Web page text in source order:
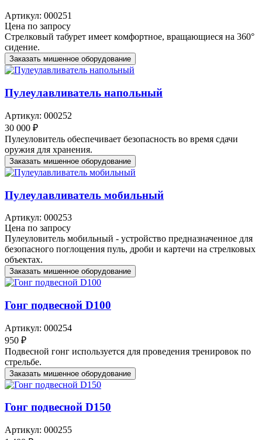
Артикул: 000251
Цена по запросу
Стрелковый табурет имеет комфортное, вращающиеся на 360°
сидение.
Заказать мишенное оборудование
Пулеулавливатель напольный
Артикул: 000252
30 000 ₽
Пулеуловитель обеспечивает безопасность во время сдачи
оружия для хранения.
Заказать мишенное оборудование
Пулеулавливатель мобильный
Артикул: 000253
Цена по запросу
Пулеуловитель мобильный - устройство предназначенное для
безопасного поглощения пуль, дроби и картечи на стрелковых
объектах.
Заказать мишенное оборудование
Гонг подвесной D100
Артикул: 000254
950 ₽
Подвесной гонг используется для проведения тренировок по
стрельбе.
Заказать мишенное оборудование
Гонг подвесной D150
Артикул: 000255